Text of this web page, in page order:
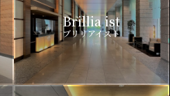
Brillia ist
ブリリアイスト